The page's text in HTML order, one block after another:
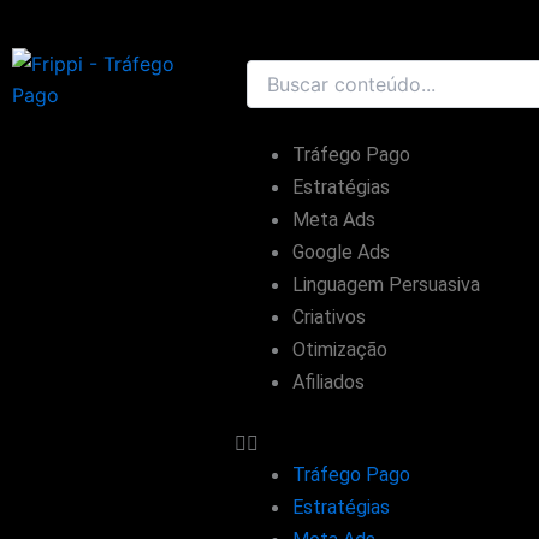
para
conteúdo
Tráfego Pago
Estratégias
Meta Ads
Google Ads
Linguagem Persuasiva
Criativos
Otimização
Afiliados
Tráfego Pago
Estratégias